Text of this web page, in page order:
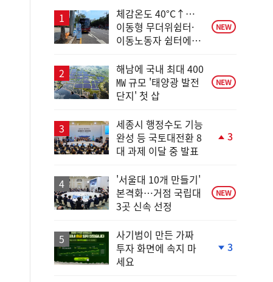
체감온도 40°C↑…
이동형 무더위쉼터·
이동노동자 쉼터에서
NEW
해남에 국내 최대 400
㎿ 규모 '태양광 발전
단지' 첫 삽
NEW
세종시 행정수도 기능
완성 등 국토대전환 8
대 과제 이달 중 발표
3
'서울대 10개 만들기'
본격화…거점 국립대
3곳 신속 선정
NEW
사기범이 만든 가짜
투자 화면에 속지 마
세요
3